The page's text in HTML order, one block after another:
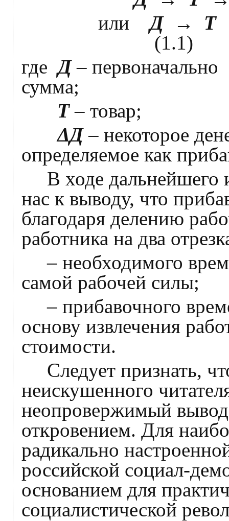
или
Д→ Т
(1.1)
где Д– первоначально
сумма;
Т– товар;
ΔД– некоторое
определяемое как
В ходе дальнейшего
нас к выводу, что
благодаря делению
работника на два
– необходимого
самой рабочей силы;
– прибавочного
основу извлечения
стоимости.
Следует признать,
неискушенного
неопровержимый
откровением. Для
радикально
российской социал-
основанием для
социалистической